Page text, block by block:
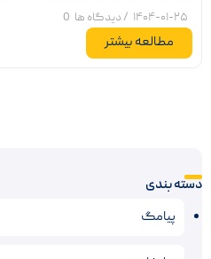
دسته بندی
پیامگ
۱۴۰۴-۰۱-۲۵ / دیدگاه ها 0
مطالعه بیشتر